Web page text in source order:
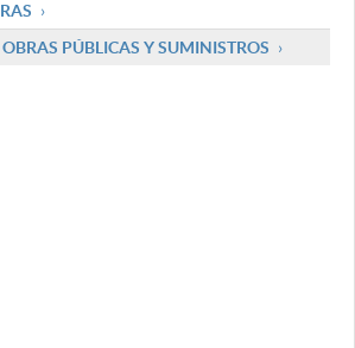
PÚBLICAS Y SUMINISTROS